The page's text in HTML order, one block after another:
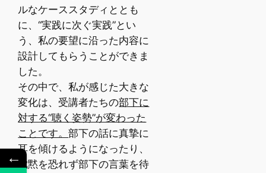
ルなケーススタディととも
に、“実践に次ぐ実践”とい
う、私の要望に沿った内容に
設計してもらうことができま
した。
その中で、私が感じた大きな
変化は、受講者たちの部下に
対する“聴く姿勢”が変わった
ことです。部下の話に真摯に
耳を傾けるようになったり、
沈黙を恐れず部下の言葉を待
←